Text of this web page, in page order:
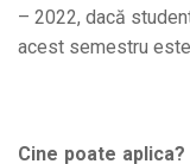
– 2022, dacă
acest semestru
Cine poate aplica?